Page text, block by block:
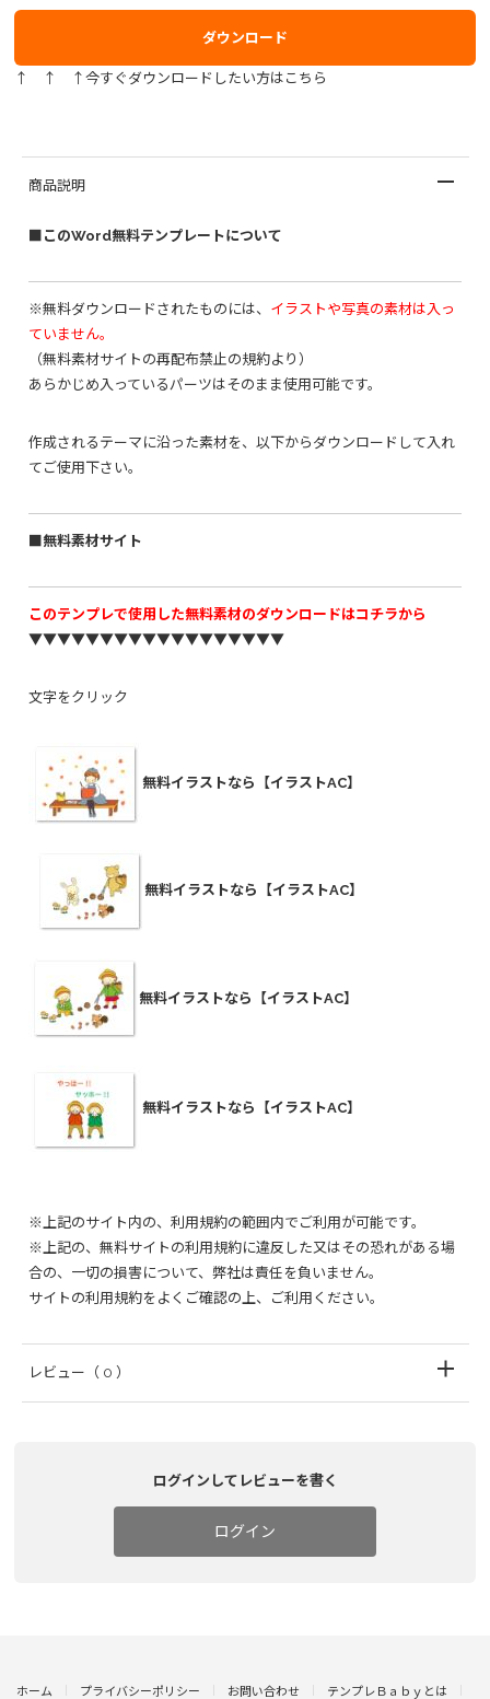
ダウンロード
↑ ↑ ↑今すぐダウンロードしたい方はこちら
商品説明
■このWord無料テンプレートについて
※無料ダウンロードされたものには、 イラストや写真の素材は入っ
ていません。
（無料素材サイトの再配布禁止の規約より）
あらかじめ入っているパーツはそのまま使用可能です。
作成されるテーマに沿った素材を、以下からダウンロードして入れ
てご使用下さい。
■無料素材サイト
このテンプレで使用した無料素材のダウンロードはコチラから
▼▼▼▼▼▼▼▼▼▼▼▼▼▼▼▼▼▼
文字をクリック
無料イラストなら【イラストAC】
無料イラストなら【イラストAC】
無料イラストなら【イラストAC】
無料イラストなら【イラストAC】
※上記のサイト内の、利用規約の範囲内でご利用が可能です。
※上記の、無料サイトの利用規約に違反した又はその恐れがある場
合の、一切の損害について、弊社は責任を負いません。
サイトの利用規約をよくご確認の上、ご利用ください。
レビュー （ 0 ）
ログインしてレビューを書く
ログイン
ホーム プライバシーポリシー お問い合わせ テンプレＢａｂｙとは